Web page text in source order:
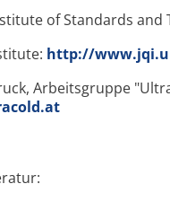
of Standards and
http://
Arbeitsgruppe